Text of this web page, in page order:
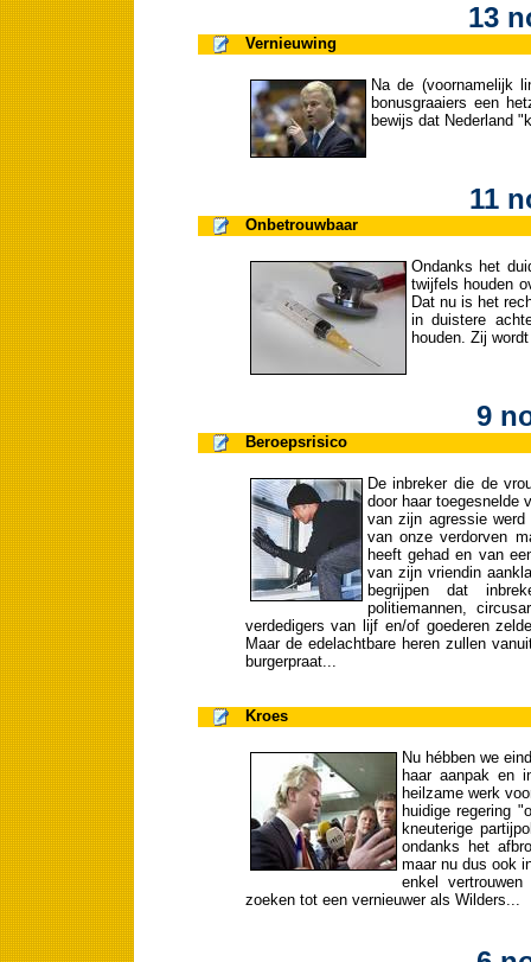
13
Vernieuwing
Na de (voornamelijk
bonusgraaiers een
bewijs dat Nederland
11
Onbetrouwbaar
Ondanks het
twijfels houden
Dat nu is het
in duistere
houden. Zij
9
Beroepsrisico
De inbreker die de
door haar toegesnelde
van zijn agressie
van onze verdorven
heeft gehad en van
van zijn vriendin
begrijpen dat
politiemannen,
verdedigers van lijf en/of goederen
Maar de edelachtbare heren zullen
burgerpraat...
Kroes
Nu hébben we
haar aanpak en
heilzame werk
huidige regering
kneuterige
ondanks het
maar nu dus ook
enkel
zoeken tot een vernieuwer als Wilders...